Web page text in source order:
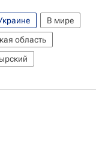
В мире
область